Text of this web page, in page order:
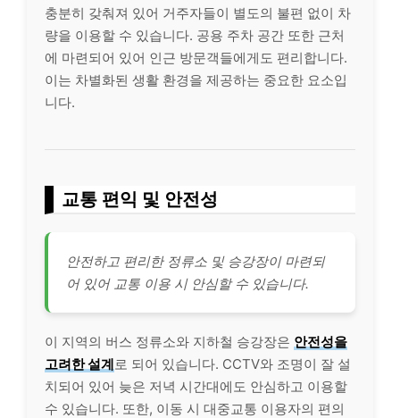
충분히 갖춰져 있어 거주자들이 별도의 불편 없이 차
량을 이용할 수 있습니다. 공용 주차 공간 또한 근처
에 마련되어 있어 인근 방문객들에게도 편리합니다.
이는 차별화된 생활 환경을 제공하는 중요한 요소입
니다.
교통 편익 및 안전성
안전하고 편리한 정류소 및 승강장이 마련되
어 있어 교통 이용 시 안심할 수 있습니다.
이 지역의 버스 정류소와 지하철 승강장은 안전성을
고려한 설계로 되어 있습니다. CCTV와 조명이 잘 설
치되어 있어 늦은 저녁 시간대에도 안심하고 이용할
수 있습니다. 또한, 이동 시 대중교통 이용자의 편의